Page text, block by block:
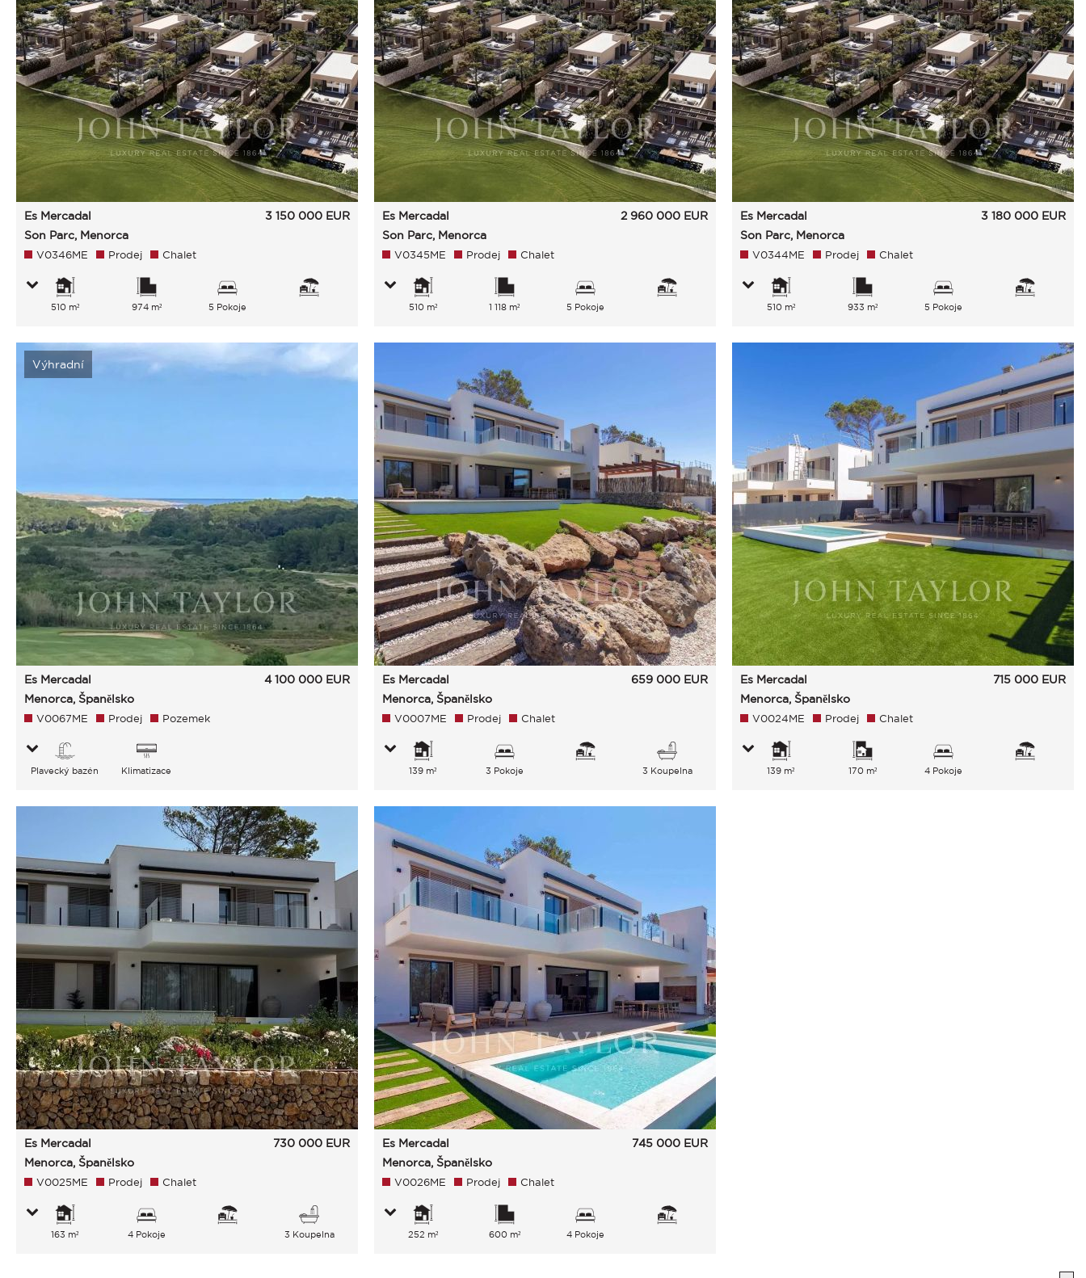
Es Mercadal
Son Parc, Menorca
3 150 000 EUR
V0346ME Prodej Chalet
510 m² 974 m² 5 Pokoje
Es Mercadal
Son Parc, Menorca
2 960 000 EUR
V0345ME Prodej Chalet
510 m² 1 118 m² 5 Pokoje
Es Mercadal
Son Parc, Menorca
3 180 000 EUR
V0344ME Prodej Chalet
510 m² 933 m² 5 Pokoje
Výhradní
Es Mercadal
Menorca, Španělsko
4 100 000 EUR
V0067ME Prodej Pozemek
Plavecký bazén Klimatizace
Es Mercadal
Menorca, Španělsko
659 000 EUR
V0007ME Prodej Chalet
139 m² 3 Pokoje 3 Koupelna
Es Mercadal
Menorca, Španělsko
715 000 EUR
V0024ME Prodej Chalet
139 m² 170 m² 4 Pokoje
Es Mercadal
Menorca, Španělsko
730 000 EUR
V0025ME Prodej Chalet
163 m² 4 Pokoje 3 Koupelna
Es Mercadal
Menorca, Španělsko
745 000 EUR
V0026ME Prodej Chalet
252 m² 600 m² 4 Pokoje